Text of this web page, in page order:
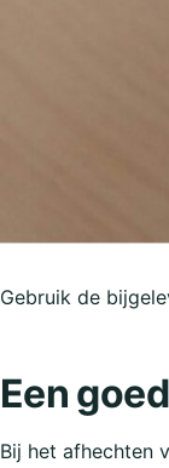
Gebruik de
Een
Bij het afhechten